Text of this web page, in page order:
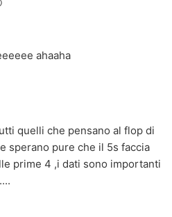
ahaaha
quelli che pensano al flop di
sperano pure che il 5s faccia
prime 4 ,i dati sono importanti